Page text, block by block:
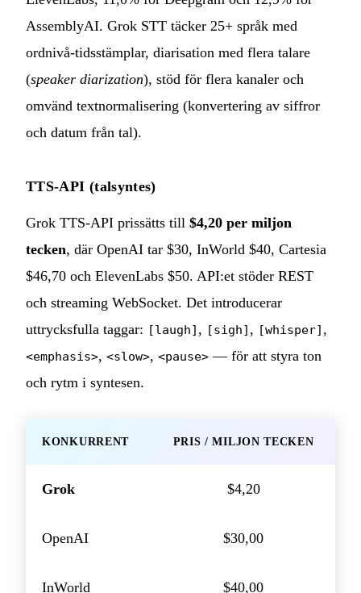
AssemblyAI. Grok STT täcker 25+ språk med
ordnivå-tidsstämplar, diarisation med flera talare
(speaker diarization), stöd för flera kanaler och
omvänd textnormalisering (konvertering av siffror
och datum från tal).
TTS-API (talsyntes)
Grok TTS-API prissätts till $4,20 per miljon
tecken, där OpenAI tar $30, InWorld $40, Cartesia
$46,70 och ElevenLabs $50. API:et stöder REST
och streaming WebSocket. Det introducerar
uttrycksfulla taggar: [laugh] , [sigh] , [whisper] ,
<emphasis>, <slow>, <pause> — för att styra ton
och rytm i syntesen.
KONKURRENT PRIS / MILJON TECKEN
Grok $4,20
OpenAI $30,00
InWorld $40,00